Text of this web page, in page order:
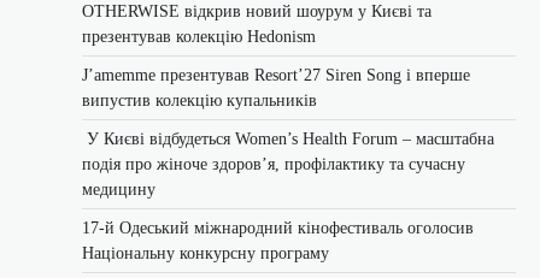
OTHERWISE відкрив новий шоурум у Києві та
презентував колекцію Hedonism
J’amemme презентував Resort’27 Siren Song і вперше
випустив колекцію купальників
У Києві відбудеться Women’s Health Forum – масштабна
подія про жіноче здоров’я, профілактику та сучасну
медицину
17-й Одеський міжнародний кінофестиваль оголосив
Національну конкурсну програму